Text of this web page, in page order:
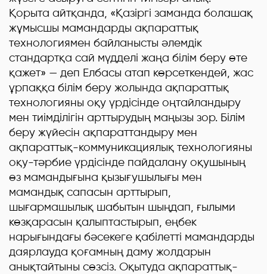
Қорыта айтқанда, «Қазіргі заманда болашақ
жұмысшы мамандарды ақпараттық
технологиямен байланысты әлемдік
стандартқа сай мүдделі жаңа білім беру өте
қажет» — деп Елбасы атап көрсеткендей, жас
ұрпаққа білім беру жолында ақпараттық
технологияны оқу үрдісінде оңтайландыру
мен тиімділігін арттырудың маңызы зор. Білім
беру жүйесін ақпараттандыру мен
ақпараттық-коммуникациялық технологияны
оқу-тәрбие үрдісінде пайдалану оқушының
өз мамандығына қызығушылығы мен
мамандық сапасын арттырып,
шығармашылық шабытын шыңдап, ғылыми
көзқарасын қалыптастырып, еңбек
нарығындағы бәсекеге қабілетті мамандарды
даярлауда қоғамның даму жолдарын
анықтайтыны сөзсіз. Оқытуда ақпараттық-